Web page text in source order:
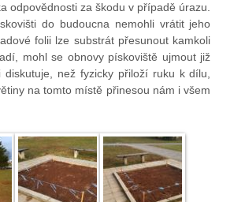
odpovědnosti za škodu v případě úrazu.
do budoucna nemohli vrátit jeho
folii lze substrát přesunout kamkoli
mohl se obnovy pískoviště ujmout již
než fyzicky přiloží ruku k dílu,
na tomto místě přinesou nám i všem